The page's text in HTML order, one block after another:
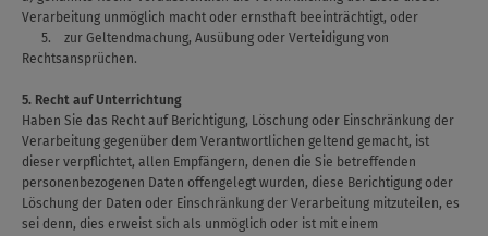
Verarbeitung unmöglich macht oder ernsthaft beeinträchtigt, oder
5. zur Geltendmachung, Ausübung oder Verteidigung von
Rechtsansprüchen.
5. Recht auf Unterrichtung
Haben Sie das Recht auf Berichtigung, Löschung oder Einschränkung der
Verarbeitung gegenüber dem Verantwortlichen geltend gemacht, ist
dieser verpflichtet, allen Empfängern, denen die Sie betreffenden
personenbezogenen Daten offengelegt wurden, diese Berichtigung oder
Löschung der Daten oder Einschränkung der Verarbeitung mitzuteilen, es
sei denn, dies erweist sich als unmöglich oder ist mit einem